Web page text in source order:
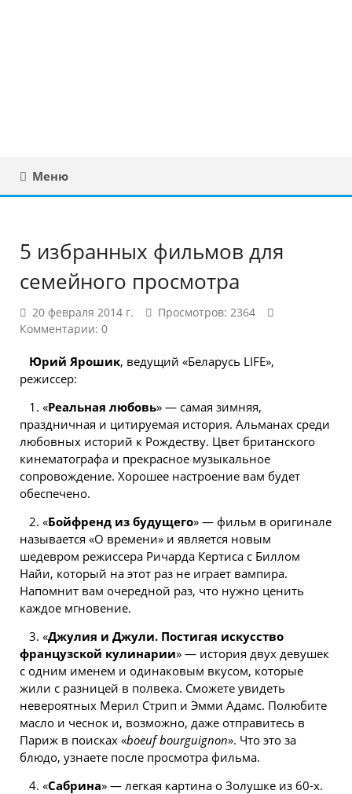
Меню
5 избранных фильмов для
семейного просмотра
20 февраля 2014 г.
Просмотров: 2364
Комментарии: 0
Юрий Ярошик, ведущий «Беларусь LIFE»,
режиссер:
1. «Реальная любовь» — самая зимняя,
праздничная и цитируемая история. Альманах среди
любовных историй к Рождеству. Цвет британского
кинематографа и прекрасное музыкальное
сопровождение. Хорошее настроение вам будет
обеспечено.
2. «Бойфренд из будущего» — фильм в оригинале
называется «О времени» и является новым
шедевром режиссера Ричарда Кертиса с Биллом
Найи, который на этот раз не играет вампира.
Напомнит вам очередной раз, что нужно ценить
каждое мгновение.
3. «Джулия и Джули. Постигая искусство
французской кулинарии» — история двух девушек
с одним именем и одинаковым вкусом, которые
жили с разницей в полвека. Сможете увидеть
невероятных Мерил Стрип и Эмми Адамс. Полюбите
масло и чеснок и, возможно, даже отправитесь в
Париж в поисках «boeuf bourguignon». Что это за
блюдо, узнаете после просмотра фильма.
4. «Сабрина» — легкая картина о Золушке из 60-х.